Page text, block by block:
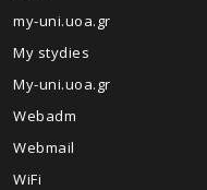
my-uni.uoa.gr
My stydies
My-uni.uoa.gr
Webadm
Webmail
WiFi